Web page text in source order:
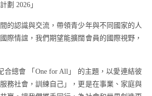
劃 2026」
的認識與交流，帶領青少年與不同國家的人
際情誼，我們期望能擴闊會員的國際視野，
合總會 「One for All」 的主題，以愛連結彼
務社會，訓練自己」，更是在事業、家庭與